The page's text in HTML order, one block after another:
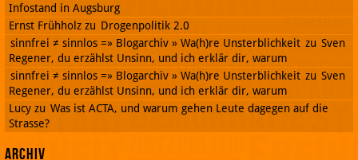
Infostand in Augsburg
Ernst Frühholz zu Drogenpolitik 2.0
sinnfrei ≠ sinnlos =» Blogarchiv » Wa(h)re Unsterblichkeit zu Sven
Regener, du erzählst Unsinn, und ich erklär dir, warum
sinnfrei ≠ sinnlos =» Blogarchiv » Wa(h)re Unsterblichkeit zu Sven
Regener, du erzählst Unsinn, und ich erklär dir, warum
Lucy zu Was ist ACTA, und warum gehen Leute dagegen auf die
Strasse?
Archiv